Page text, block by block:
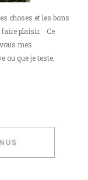
choses et les bons
faire plaisir. Ce
mes
ou que je teste.